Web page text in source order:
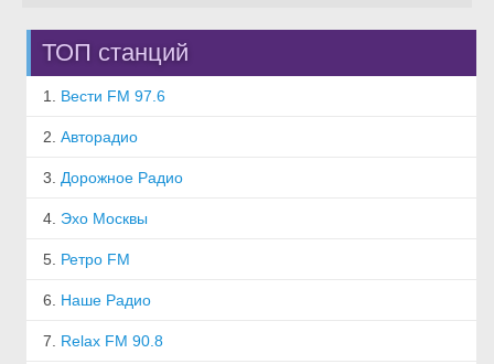
ТОП станций
1. Вести FM 97.6
2.Авторадио
3. Дорожное Радио
4. Эхо Москвы
5. Ретро FM
6. Наше Радио
7. Relax FM 90.8